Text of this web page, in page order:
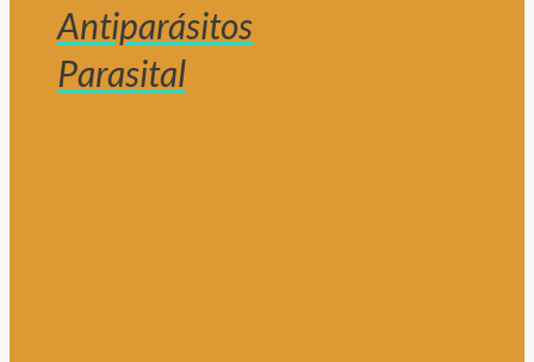
Antiparásitos
Parasital